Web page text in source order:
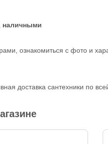
наличными
ознакомиться с фото и
доставка сантехники по